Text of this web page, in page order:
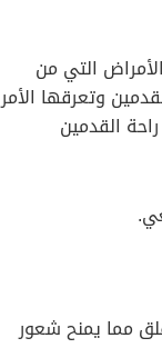
التي من
وتعرقها الأمر
القدمين
مما يمنح شعور